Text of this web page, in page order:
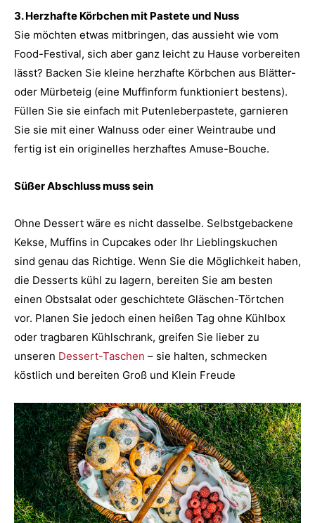
3. Herzhafte Körbchen mit Pastete und Nuss
Sie möchten etwas mitbringen, das aussieht wie vom
Food-Festival, sich aber ganz leicht zu Hause vorbereiten
lässt? Backen Sie kleine herzhafte Körbchen aus Blätter-
oder Mürbeteig (eine Muffinform funktioniert bestens).
Füllen Sie sie einfach mit Putenleberpastete, garnieren
Sie sie mit einer Walnuss oder einer Weintraube und
fertig ist ein originelles herzhaftes Amuse-Bouche.
Süßer Abschluss muss sein
Ohne Dessert wäre es nicht dasselbe. Selbstgebackene
Kekse, Muffins in Cupcakes oder Ihr Lieblingskuchen
sind genau das Richtige. Wenn Sie die Möglichkeit haben,
die Desserts kühl zu lagern, bereiten Sie am besten
einen Obstsalat oder geschichtete Gläschen-Törtchen
vor. Planen Sie jedoch einen heißen Tag ohne Kühlbox
oder tragbaren Kühlschrank, greifen Sie lieber zu
unseren Dessert-Taschen – sie halten, schmecken
köstlich und bereiten Groß und Klein Freude